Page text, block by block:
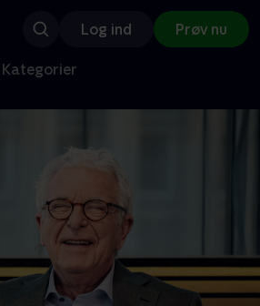
Log ind Prøv nu
Kategorier